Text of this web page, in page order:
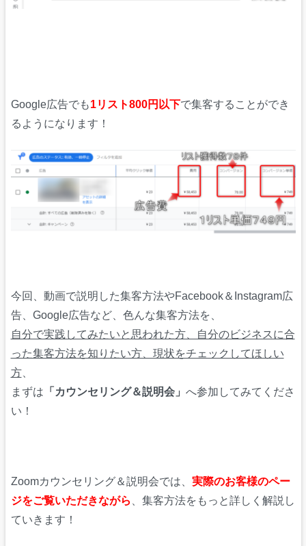
Google広告でも1リスト800円以下で集客することができ
るようになります！
今回、動画で説明した集客方法やFacebook＆Instagram広
告、Google広告など、色んな集客方法を、
自分で実践してみたいと思われた方、自分のビジネスに合
った集客方法を知りたい方、現状をチェックしてほしい
方、
まずは 「カウンセリング＆説明会」 へ参加してみてくださ
い！
Zoomカウンセリング＆説明会では、 実際のお客様のペー
ジをご覧いただきながら 、集客方法をもっと詳しく解説し
ていきます！